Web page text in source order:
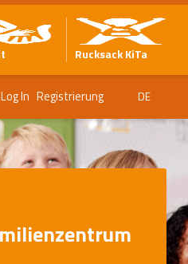
Rucksack KiTa
Log In Registrierung DE